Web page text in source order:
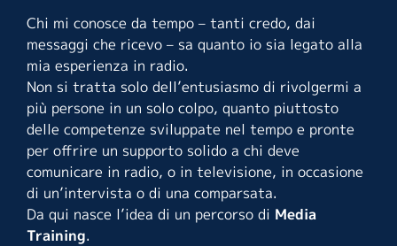
Chi mi conosce da tempo – tanti credo, dai
messaggi che ricevo – sa quanto io sia legato alla
mia esperienza in radio.
Non si tratta solo dell’entusiasmo di rivolgermi a
più persone in un solo colpo, quanto piuttosto
delle competenze sviluppate nel tempo e pronte
per offrire un supporto solido a chi deve
comunicare in radio, o in televisione, in occasione
di un’intervista o di una comparsata.
Da qui nasce l’idea di un percorso di Media
Training.